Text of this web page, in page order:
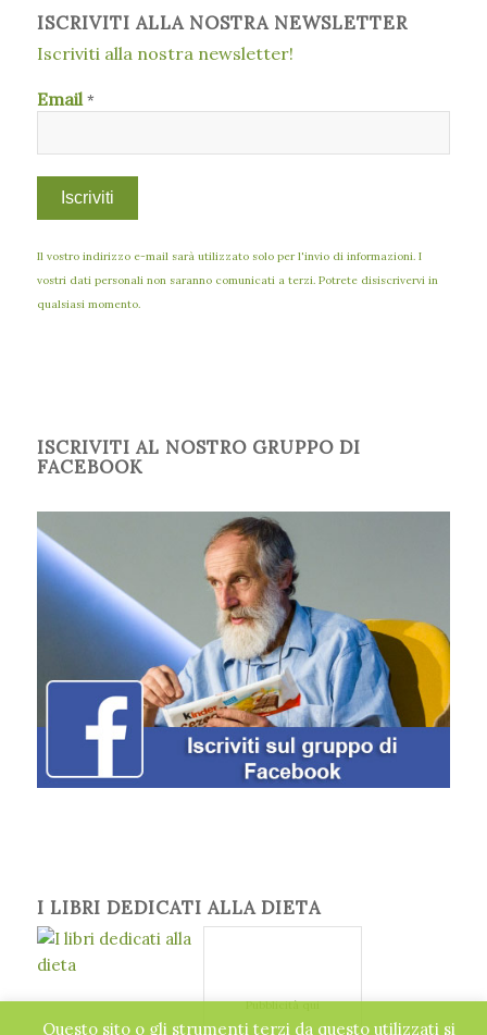
ISCRIVITI ALLA NOSTRA NEWSLETTER
Iscriviti alla nostra newsletter!
Email*
Il vostro indirizzo e-mail sarà utilizzato solo per l'invio di informazioni. I
vostri dati personali non saranno comunicati a terzi. Potrete disiscrivervi in
qualsiasi momento.
ISCRIVITI AL NOSTRO GRUPPO DI
FACEBOOK
I LIBRI DEDICATI ALLA DIETA
Pubblicità qui
Questo sito o gli strumenti terzi da questo utilizzati si